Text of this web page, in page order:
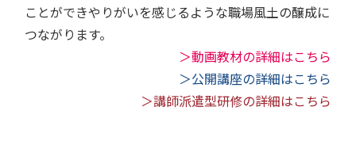
ことができやりがいを感じるような職場風土の醸成に
つながります。
＞動画教材の詳細はこちら
＞公開講座の詳細はこちら
＞講師派遣型研修の詳細はこちら